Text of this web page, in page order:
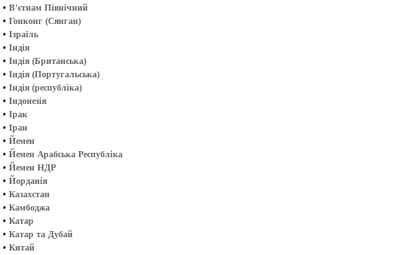
• В'єтнам Північний
• Гонконг (Сянган)
• Ізраїль
• Індія
• Індія (Британська)
• Індія (Португальська)
• Індія (республіка)
• Індонезія
• Ірак
• Іран
• Йемен
• Йемен Арабська Республіка
• Йемен НДР
• Йорданія
• Казахстан
• Камбоджа
• Катар
• Катар та Дубай
• Китай